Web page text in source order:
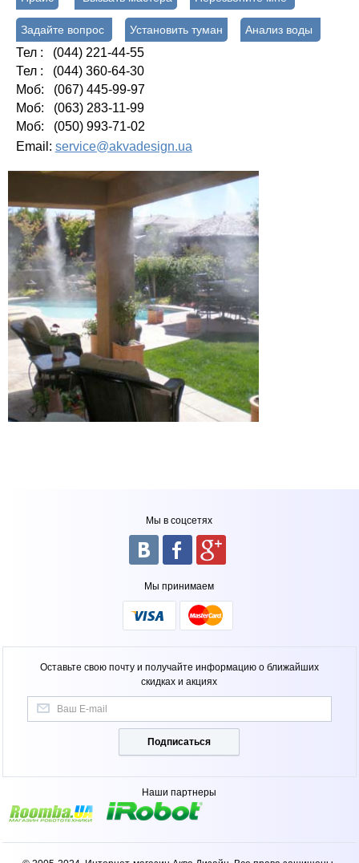
Задайте вопрос Установить туман Анализ воды
Тел : (044) 221-44-55
Тел : (044) 360-64-30
Моб: (067) 445-99-97
Моб: (063) 283-11-99
Моб: (050) 993-71-02
Email: service@akvadesign.ua
Мы в соцсетях
Мы принимаем
Оставьте свою почту и получайте информацию о ближайших
скидках и акциях
Подписаться
Наши партнеры